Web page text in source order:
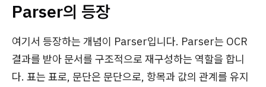
Parser의 등장
여기서 등장하는 개념이 Parser입니다. Parser는 OCR
결과를 받아 문서를 구조적으로 재구성하는 역할을 합니
다. 표는 표로, 문단은 문단으로, 항목과 값의 관계를 유지